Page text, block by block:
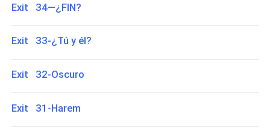
Exit 34—¿FIN?
Exit 33-¿Tú y él?
Exit 32-Oscuro
Exit 31-Harem